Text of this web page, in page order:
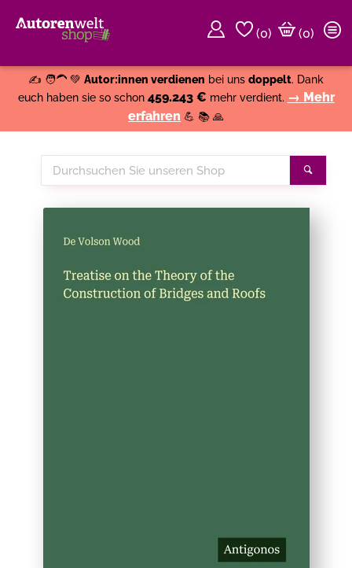
(0)
(0)
✍️ 🧑‍🦱 💚 Autor:innen verdienen bei uns doppelt. Dank
euch haben sie so schon 459.243 € mehr verdient. → Mehr
erfahren 💪 📚 🙏
Durchsuchen
Sie